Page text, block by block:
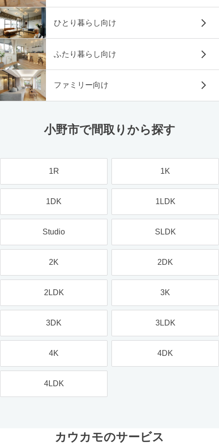
ひとり暮らし向け
ふたり暮らし向け
ファミリー向け
小野市で間取りから探す
1R 1K
1DK 1LDK
Studio SLDK
2K 2DK
2LDK 3K
3DK 3LDK
4K 4DK
4LDK
カウカモのサービス